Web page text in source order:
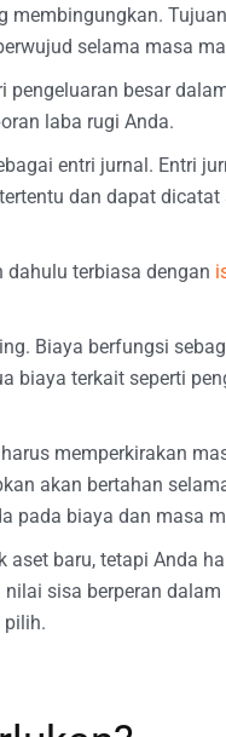
membingungkan.
selama masa
besar
laba rugi Anda.
entri jurnal. Entri
dan dapat dicatat
dahulu terbiasa dengan
Biaya berfungsi
biaya terkait seperti
memperkirakan
akan bertahan
pada biaya dan masa
baru, tetapi Anda
sisa berperan
pilih.